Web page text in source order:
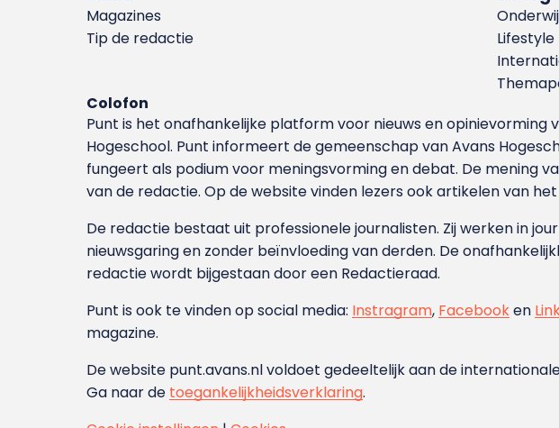
Magazines
Tip de redactie
Lifestyle
Colofon
Punt is het onafhankelijke platform voor nieuws en
Hoge­school. Punt informeert de gemeenschap van Avans
fungeert als podium voor meningsvorming en debat. De mening
van de redactie. Op de website vinden lezers ook artikelen van
De redactie bestaat uit professionele journalisten. Zij werken in
nieuwsgaring en zonder beïnvloeding van derden. De
redactie wordt bijgestaan door een Redactieraad.
Punt is ook te vinden op social media: Instragram, Facebooken
magazine.
De website punt.avans.nl voldoet gedeeltelijk aan de
Ga naar de toegankelijkheidsverklaring.